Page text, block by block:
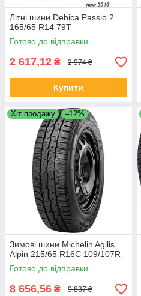
Літні шини Debica Passio 2
165/65 R14 79T
Готово до відправки
2 617,12 ₴ 2 974 ₴
Купити
Хіт продажу –12%
Зимові шини Michelin Agilis
Alpin 215/65 R16C 109/107R
Готово до відправки
8 656,56 ₴ 9 837 ₴